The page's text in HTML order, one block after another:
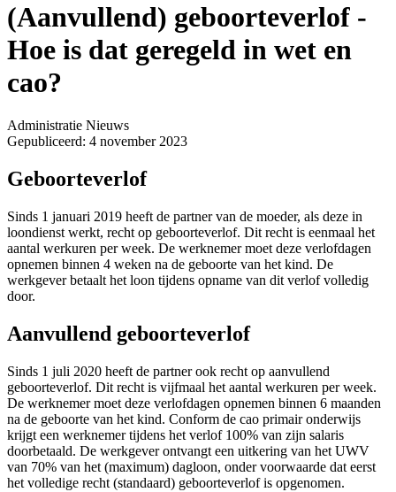
(Aanvullend) geboorteverlof -
Hoe is dat geregeld in wet en
cao?
Administratie Nieuws
Gepubliceerd: 4 november 2023
Geboorteverlof
Sinds 1 januari 2019 heeft de partner van de moeder, als deze in
loondienst werkt, recht op geboorteverlof. Dit recht is eenmaal het
aantal werkuren per week. De werknemer moet deze verlofdagen
opnemen binnen 4 weken na de geboorte van het kind. De
werkgever betaalt het loon tijdens opname van dit verlof volledig
door.
Aanvullend geboorteverlof
Sinds 1 juli 2020 heeft de partner ook recht op aanvullend
geboorteverlof. Dit recht is vijfmaal het aantal werkuren per week.
De werknemer moet deze verlofdagen opnemen binnen 6 maanden
na de geboorte van het kind. Conform de cao primair onderwijs
krijgt een werknemer tijdens het verlof 100% van zijn salaris
doorbetaald. De werkgever ontvangt een uitkering van het UWV
van 70% van het (maximum) dagloon, onder voorwaarde dat eerst
het volledige recht (standaard) geboorteverlof is opgenomen.